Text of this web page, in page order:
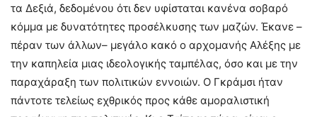
τα Δεξιά, δεδομένου ότι δεν υφίσταται κανένα σοβαρό
κόμμα με δυνατότητες προσέλκυσης των μαζών. Έκανε –
πέραν των άλλων– μεγάλο κακό ο αρχομανής Αλέξης με
την καπηλεία μιας ιδεολογικής ταμπέλας, όσο και με την
παραχάραξη των πολιτικών εννοιών. Ο Γκράμσι ήταν
πάντοτε τελείως εχθρικός προς κάθε αμοραλιστική